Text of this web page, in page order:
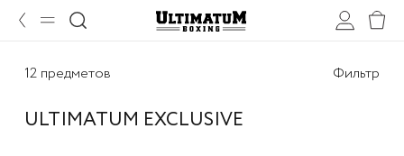
12 предметов Фильтр
ULTIMATUM EXCLUSIVE